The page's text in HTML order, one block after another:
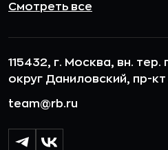
Смотреть все
115432, г. Москва, вн. тер.
округ Даниловский, пр-
team@rb.ru